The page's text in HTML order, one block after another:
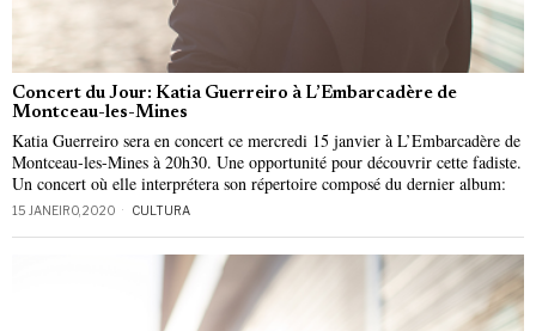
Concert du Jour: Katia Guerreiro à L’Embarcadère de
Montceau-les-Mines
Katia Guerreiro sera en concert ce mercredi 15 janvier à L’Embarcadère de
Montceau-les-Mines à 20h30. Une opportunité pour découvrir cette fadiste.
Un concert où elle interprétera son répertoire composé du dernier album:
15 JANEIRO, 2020 CULTURA